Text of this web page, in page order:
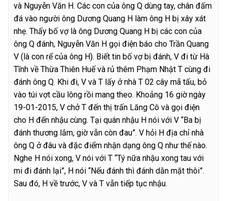
và Nguyễn Văn H. Các con của ông Q dùng tay, chân đấm
đá vào người ông Dương Quang H làm ông H bị xây xát
nhẹ. Thấy bố vợ là ông Dương Quang H bị các con của
ông Q đánh, Nguyễn Văn H gọi điện báo cho Trần Quang
V (là con rể của ông H). Biết tin bố vợ bị đánh, V đi từ Hà
Tĩnh về Thừa Thiên Huế và rủ thêm Phạm Nhật T cùng đi
đánh ông Q. Khi đi, V và T lấy ở nhà T 02 cây mã tấu, bỏ
vào túi vợt cầu lông rồi mang theo. Khoảng 16 giờ ngày
19-01-2015, V chở T đến thị trấn Lăng Cô và gọi điện
cho H đến nhậu cùng. Tại quán nhậu H nói với V “Ba bị
đánh thương lắm, giờ vẫn còn đau”. V hỏi H địa chỉ nhà
ông Q ở đâu và đặc điểm nhận dạng ông Q như thế nào.
Nghe H nói xong, V nói với T “Tý nữa nhậu xong tau với
mi đi đánh lại”, H nói “Nếu đánh thì đánh dằn mặt thôi”.
Sau đó, H về trước, V và T vẫn tiếp tục nhậu.